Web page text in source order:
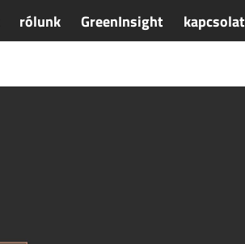
rólunk GreenInsight kapcsolat